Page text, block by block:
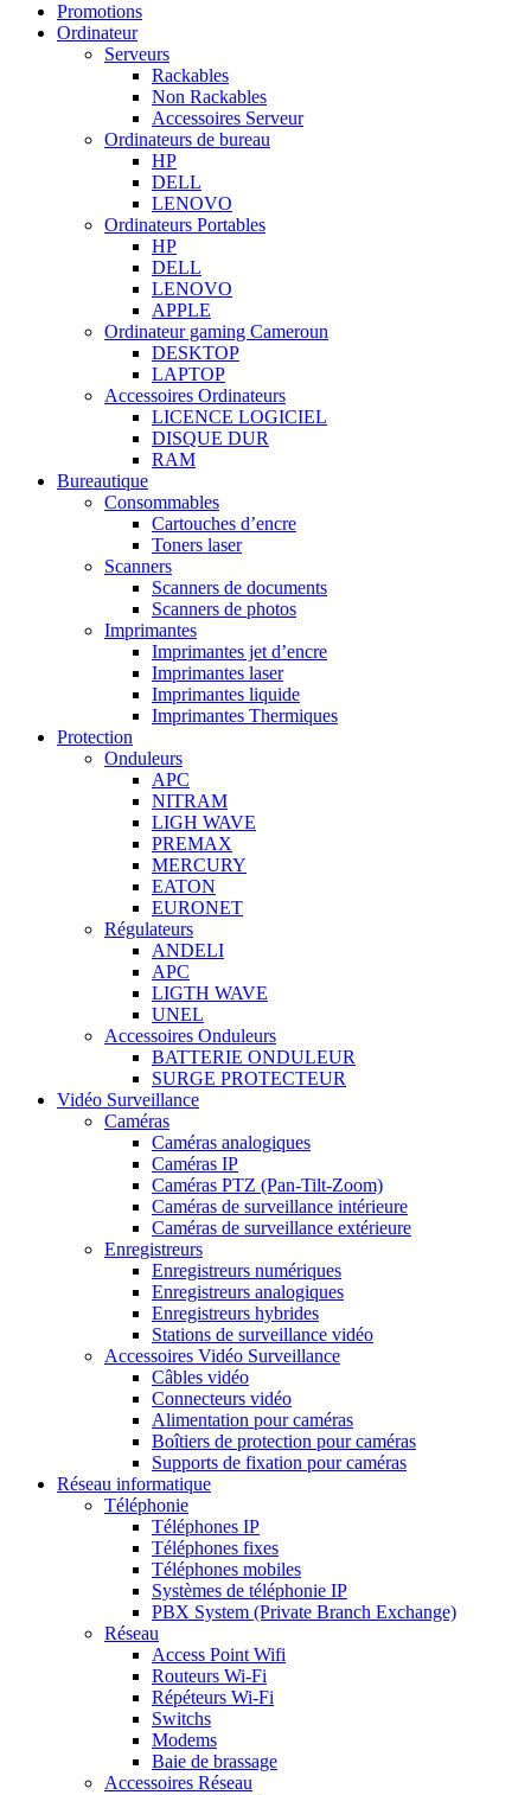
Promotions
Ordinateur
Serveurs
Rackables
Non Rackables
Accessoires Serveur
Ordinateurs de bureau
HP
DELL
LENOVO
Ordinateurs Portables
HP
DELL
LENOVO
APPLE
Ordinateur gaming Cameroun
DESKTOP
LAPTOP
Accessoires Ordinateurs
LICENCE LOGICIEL
DISQUE DUR
RAM
Bureautique
Consommables
Cartouches d’encre
Toners laser
Scanners
Scanners de documents
Scanners de photos
Imprimantes
Imprimantes jet d’encre
Imprimantes laser
Imprimantes liquide
Imprimantes Thermiques
Protection
Onduleurs
APC
NITRAM
LIGH WAVE
PREMAX
MERCURY
EATON
EURONET
Régulateurs
ANDELI
APC
LIGTH WAVE
UNEL
Accessoires Onduleurs
BATTERIE ONDULEUR
SURGE PROTECTEUR
Vidéo Surveillance
Caméras
Caméras analogiques
Caméras IP
Caméras PTZ (Pan-Tilt-Zoom)
Caméras de surveillance intérieure
Caméras de surveillance extérieure
Enregistreurs
Enregistreurs numériques
Enregistreurs analogiques
Enregistreurs hybrides
Stations de surveillance vidéo
Accessoires Vidéo Surveillance
Câbles vidéo
Connecteurs vidéo
Alimentation pour caméras
Boîtiers de protection pour caméras
Supports de fixation pour caméras
Réseau informatique
Téléphonie
Téléphones IP
Téléphones fixes
Téléphones mobiles
Systèmes de téléphonie IP
PBX System (Private Branch Exchange)
Réseau
Access Point Wifi
Routeurs Wi-Fi
Répéteurs Wi-Fi
Switchs
Modems
Baie de brassage
Accessoires Réseau